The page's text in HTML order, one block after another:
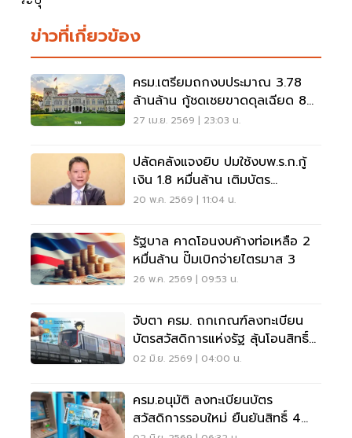
ข่าวที่เกี่ยวข้อง
ครม.เตรียมถกงบประมาณ 3.78
ล้านล้าน กู้ชดเชยขาดดุลเฉียด 8
แสนล้าน
27 เม.ย. 2569 | 23:03 น.
ปลัดคลังแจงยิบ ปมใช้งบพ.ร.ก.กู้
เงิน 1.8 หมื่นล้าน เติมบัตร
สวัสดิการ
20 พ.ค. 2569 | 11:04 น.
รัฐบาล คาดโอนงบค้างท่อเหลือ 2
หมื่นล้าน ปั๊มเบิกจ่ายไตรมาส 3
26 พ.ค. 2569 | 09:53 น.
จับตา ครม. ถกเกณฑ์ลงทะเบียน
บัตรสวัสดิการแห่งรัฐ ลุ้นโอนสิทธิ์
รถไฟฟ้า
02 มิ.ย. 2569 | 04:00 น.
ครม.อนุมัติ ลงทะเบียนบัตร
สวัสดิการรอบใหม่ ยืนยันสิทธิ์ 4